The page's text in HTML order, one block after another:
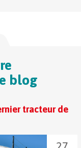
blog
tracteur de